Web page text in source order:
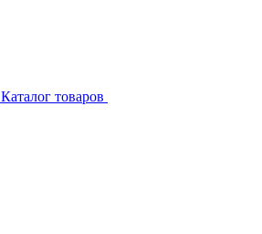
Каталог товаров